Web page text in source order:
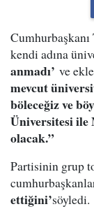
kendi adına
anmadı’ ve
mevcut
böleceğiz ve
Üniversitesi ile
olacak.”
Partisinin grup
ettiğini’söyledi.